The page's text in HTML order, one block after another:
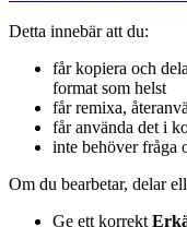
åringarna. Och det är
skapa och utveckla
lika mycket med sitt
i det här projektet låg
bilderböcker som var
som bokgåvor både
jobbade med de här
genom lek, sång,
av experiment
var ju, förutom då
Detta innebär att du:
får kopiera och
format som helst
får remixa,
får använda det i
inte behöver fråga
Om du bearbetar, delar
Ge ett korrekt